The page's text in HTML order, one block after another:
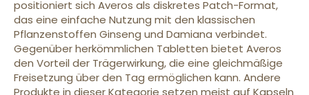
positioniert sich Averos als diskretes Patch-Format,
das eine einfache Nutzung mit den klassischen
Pflanzenstoffen Ginseng und Damiana verbindet.
Gegenüber herkömmlichen Tabletten bietet Averos
den Vorteil der Trägerwirkung, die eine gleichmäßige
Freisetzung über den Tag ermöglichen kann. Andere
Produkte in dieser Kategorie setzen meist auf Kapseln